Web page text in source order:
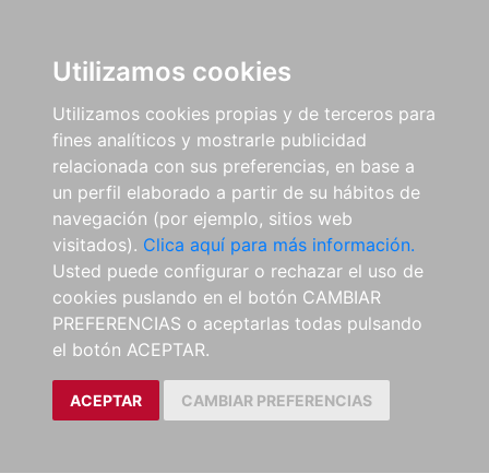
Utilizamos cookies
Utilizamos cookies propias y de terceros para
fines analíticos y mostrarle publicidad
relacionada con sus preferencias, en base a
un perfil elaborado a partir de su hábitos de
navegación (por ejemplo, sitios web
visitados). Clica aquí para más información.
Usted puede configurar o rechazar el uso de
cookies puslando en el botón CAMBIAR
PREFERENCIAS o aceptarlas todas pulsando
el botón ACEPTAR.
ACEPTAR CAMBIAR PREFERENCIAS